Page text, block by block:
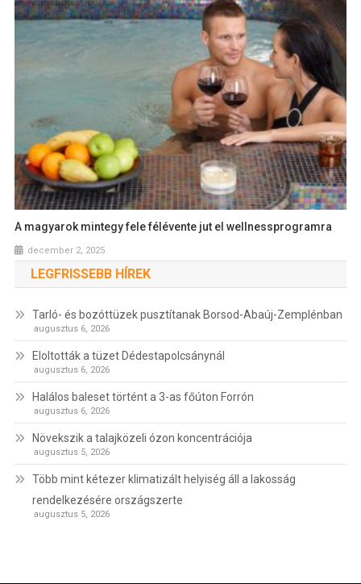
A magyarok mintegy fele félévente jut el wellnessprogramra
december 2, 2025
LEGFRISSEBB HÍREK
Tarló- és bozóttüzek pusztítanak Borsod-Abaúj-Zemplénban
augusztus 6, 2026
Eloltották a tüzet Dédestapolcsánynál
augusztus 6, 2026
Halálos baleset történt a 3-as főúton Forrón
augusztus 6, 2026
Növekszik a talajközeli ózon koncentrációja
augusztus 5, 2026
Több mint kétezer klimatizált helyiség áll a lakosság
rendelkezésére országszerte
augusztus 5, 2026